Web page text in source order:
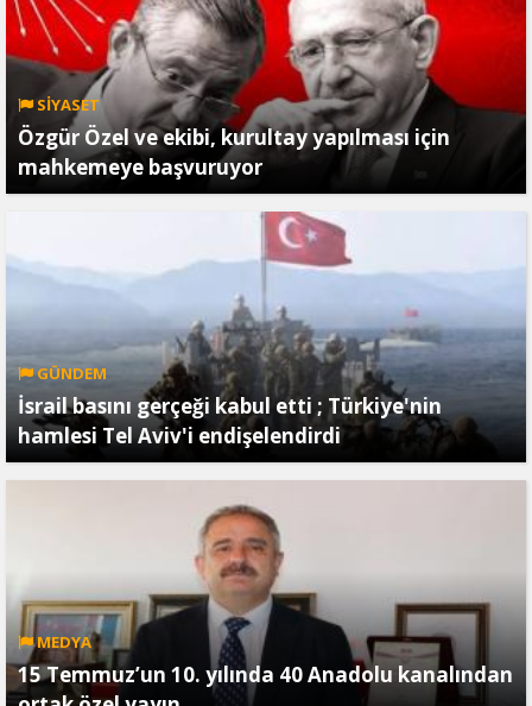
SİYASET
Özgür Özel ve ekibi, kurultay yapılması için
mahkemeye başvuruyor
GÜNDEM
İsrail basını gerçeği kabul etti ; Türkiye'nin
hamlesi Tel Aviv'i endişelendirdi
MEDYA
15 Temmuz’un 10. yılında 40 Anadolu kanalından